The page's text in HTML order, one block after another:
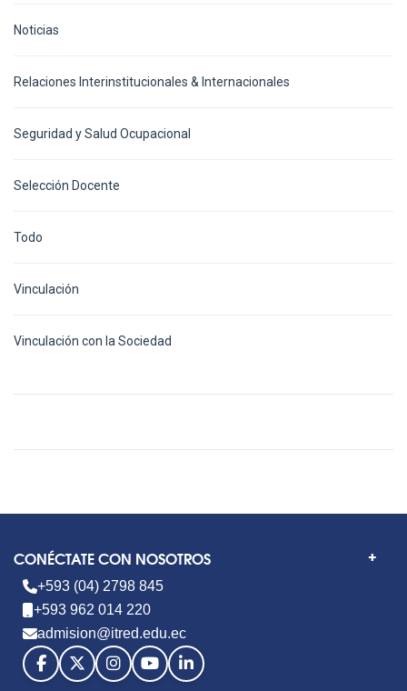
Noticias
Relaciones Interinstitucionales & Internacionales
Seguridad y Salud Ocupacional
Selección Docente
Todo
Vinculación
Vinculación con la Sociedad
CONÉCTATE CON NOSOTROS
+593 (04) 2798 845
+593 962 014 220
admision@itred.edu.ec